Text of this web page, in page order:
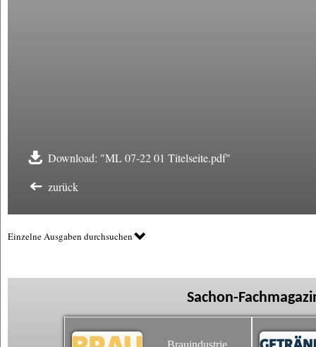
Download: "ML 07-22 01 Titelseite.pdf"
zurück
Einzelne Ausgaben durchsuchen
Sachon-
Brauindustrie